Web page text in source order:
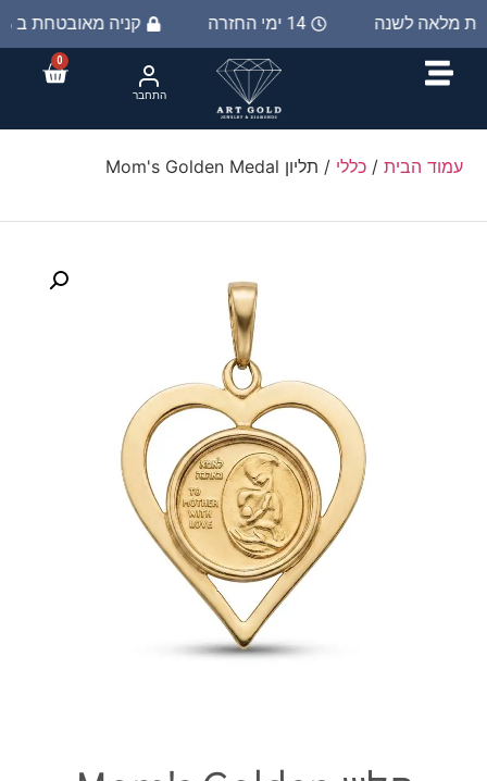
קניה מאובטחת ב 100% 14 ימי החזרה מלאה לשנה
0
התחבר
עמוד הבית / כללי / תליון Mom's Golden Medal